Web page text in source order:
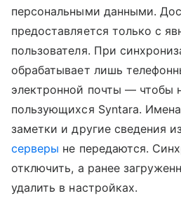
персональными данными.
предоставляется только с
пользователя. При
обрабатывает лишь
электронной почты — чтобы
пользующихся Syntara.
заметки и другие сведения
серверы не передаются.
отключить, а ранее
удалить в настройках.